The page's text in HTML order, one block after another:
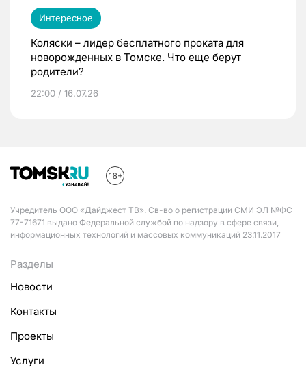
Интересное
Коляски – лидер бесплатного проката для
новорожденных в Томске. Что еще берут
родители?
22:00 / 16.07.26
Учредитель ООО «Дайджест ТВ». Св-во о регистрации СМИ ЭЛ №ФС
77-71671 выдано Федеральной службой по надзору в сфере связи,
информационных технологий и массовых коммуникаций 23.11.2017
Разделы
Новости
Контакты
Проекты
Услуги